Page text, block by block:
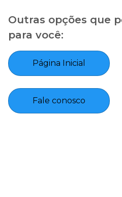
Outras opções que
para você:
Página Inicial
Fale conosco